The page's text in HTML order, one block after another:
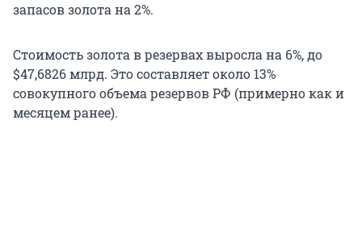
запасов золота на 2%.
Стоимость золота в резервах выросла на 6%, до
$47,6826 млрд. Это составляет около 13%
совокупного объема резервов РФ (примерно как и
месяцем ранее).